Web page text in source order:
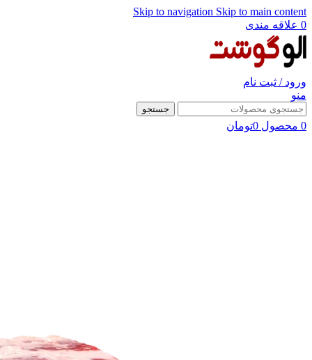
Skip to navigation Skip to main content
0 علاقه مندی
ورود / ثبت نام
منو
جستجو
0 محصول 0تومان